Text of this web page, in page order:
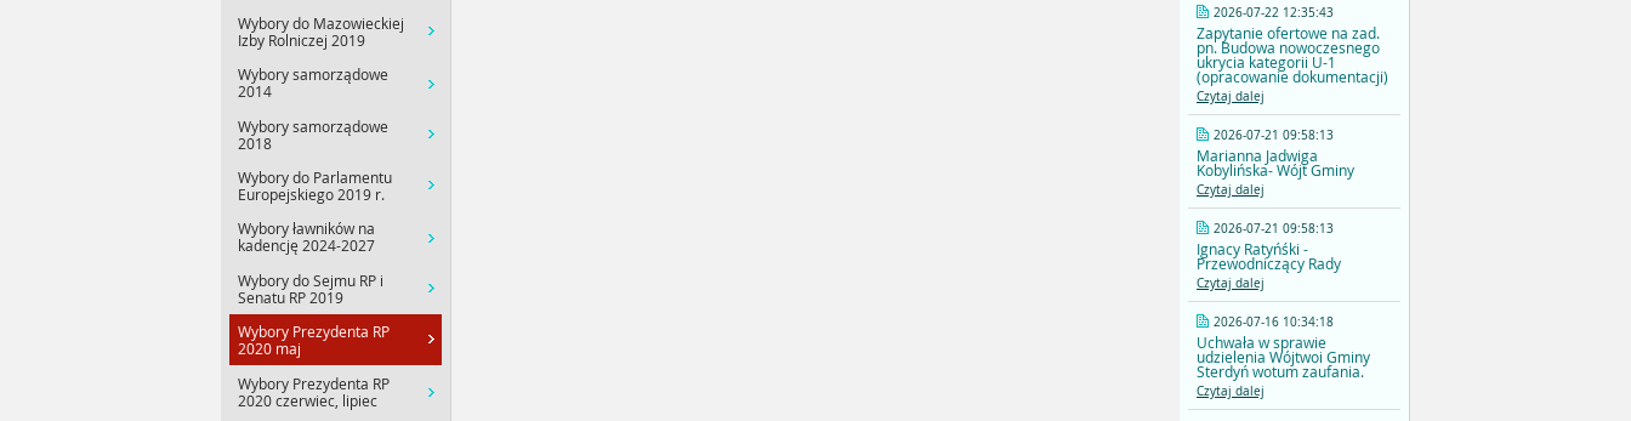
Wybory do Mazowieckiej
Izby Rolniczej 2019
Wybory samorządowe
2014
Wybory samorządowe
2018
Wybory do Parlamentu
Europejskiego 2019 r.
Wybory ławników na
kadencję 2024-2027
Wybory do Sejmu RP i
Senatu RP 2019
Wybory Prezydenta RP
2020 maj
Wybory Prezydenta RP
2020 czerwiec, lipiec
2026-07-22 12:35:43
Zapytanie ofertowe na zad.
pn. Budowa nowoczesnego
ukrycia kategorii U-1
(opracowanie dokumentacji)
Czytaj dalej
2026-07-21 09:58:13
Marianna Jadwiga
Kobylińska- Wójt Gminy
Czytaj dalej
2026-07-21 09:58:13
Ignacy Ratyńśki -
Przewodniczący Rady
Czytaj dalej
2026-07-16 10:34:18
Uchwała w sprawie
udzielenia Wójtwoi Gminy
Sterdyń wotum zaufania.
Czytaj dalej